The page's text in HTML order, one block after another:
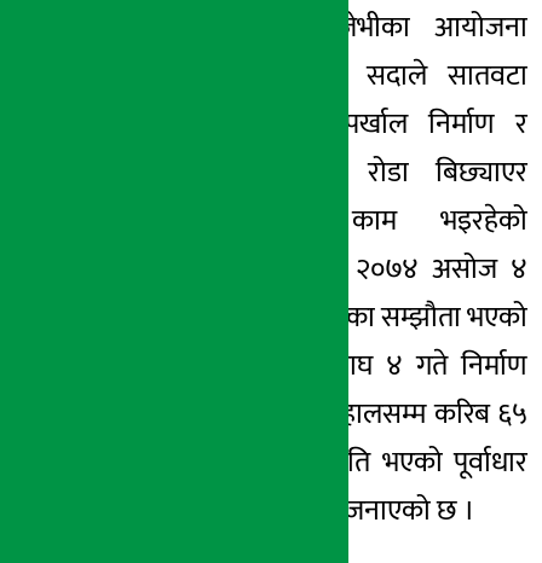
समानान्तर-लामा जेभीका आयोजना
व्यवस्थापक राजेश सदाले सातवटा
प्याकेजमा नाली, पर्खाल निर्माण र
कालोपत्रेका लागि रोडा बिछ्याएर
रोलरले पेल्ने काम भइरहेको
बताउनुभयो । विसं २०७४ असोज ४
गते ४५ करोडमा ठेक्का सम्झौता भएको
यो सडक २०७६ माघ ४ गते निर्माण
सक्ने लक्ष्य थियो । हालसम्म करिब ६५
प्रतिशत भौतिक प्रगति भएको पूर्वाधार
विकास कार्यालयले जनाएको छ ।